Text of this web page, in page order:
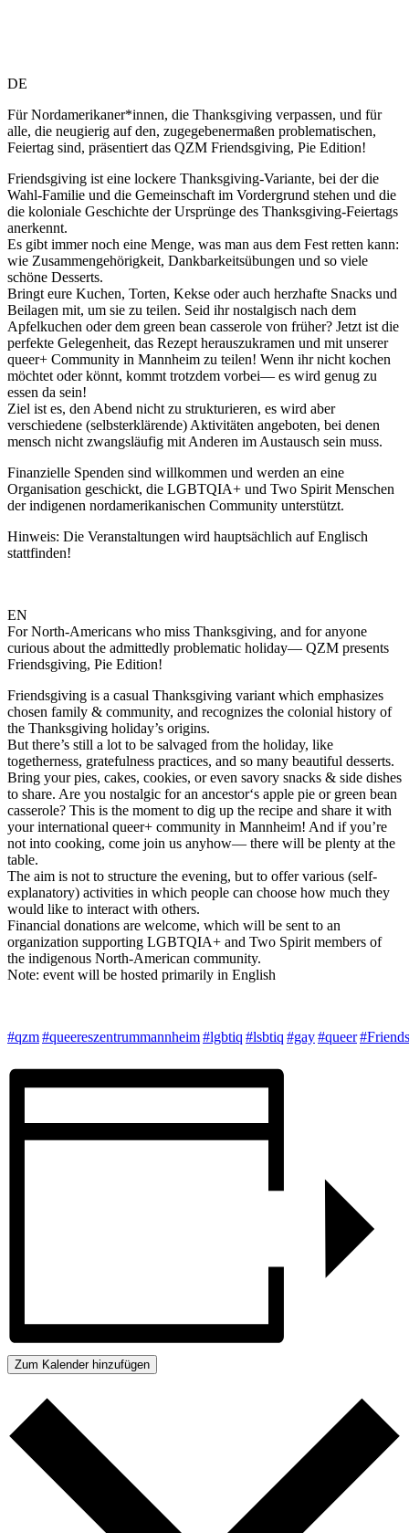
DE
Für Nordamerikaner*innen, die Thanksgiving verpassen, und für
alle, die neugierig auf den, zugegebenermaßen problematischen,
Feiertag sind, präsentiert das QZM Friendsgiving, Pie Edition!
Friendsgiving ist eine lockere Thanksgiving-Variante, bei der die
Wahl-Familie und die Gemeinschaft im Vordergrund stehen und die
die koloniale Geschichte der Ursprünge des Thanksgiving-Feiertags
anerkennt.
Es gibt immer noch eine Menge, was man aus dem Fest retten kann:
wie Zusammengehörigkeit, Dankbarkeitsübungen und so viele
schöne Desserts.
Bringt eure Kuchen, Torten, Kekse oder auch herzhafte Snacks und
Beilagen mit, um sie zu teilen. Seid ihr nostalgisch nach dem
Apfelkuchen oder dem green bean casserole von früher? Jetzt ist die
perfekte Gelegenheit, das Rezept herauszukramen und mit unserer
queer+ Community in Mannheim zu teilen! Wenn ihr nicht kochen
möchtet oder könnt, kommt trotzdem vorbei— es wird genug zu
essen da sein!
Ziel ist es, den Abend nicht zu strukturieren, es wird aber
verschiedene (selbsterklärende) Aktivitäten angeboten, bei denen
mensch nicht zwangsläufig mit Anderen im Austausch sein muss.
Finanzielle Spenden sind willkommen und werden an eine
Organisation geschickt, die LGBTQIA+ und Two Spirit Menschen
der indigenen nordamerikanischen Community unterstützt.
Hinweis: Die Veranstaltungen wird hauptsächlich auf Englisch
stattfinden!
EN
For North-Americans who miss Thanksgiving, and for anyone
curious about the admittedly problematic holiday— QZM presents
Friendsgiving, Pie Edition!
Friendsgiving is a casual Thanksgiving variant which emphasizes
chosen family & community, and recognizes the colonial history of
the Thanksgiving holiday’s origins.
But there’s still a lot to be salvaged from the holiday, like
togetherness, gratefulness practices, and so many beautiful desserts.
Bring your pies, cakes, cookies, or even savory snacks & side dishes
to share. Are you nostalgic for an ancestor‘s apple pie or green bean
casserole? This is the moment to dig up the recipe and share it with
your international queer+ community in Mannheim! And if you’re
not into cooking, come join us anyhow— there will be plenty at the
table.
The aim is not to structure the evening, but to offer various (self-
explanatory) activities in which people can choose how much they
would like to interact with others.
Financial donations are welcome, which will be sent to an
organization supporting LGBTQIA+ and Two Spirit members of
the indigenous North-American community.
Note: event will be hosted primarily in English
#qzm#queereszentrummannheim#lgbtiq #lsbtiq #gay#queer
Zum Kalender hinzufügen